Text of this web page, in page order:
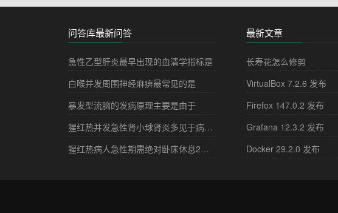
问答库最新问答
急性乙型肝炎最早出现的血清学指标是
白喉并发周围神经麻痹最常见的是
暴发型流脑的发病原理主要是由于
猩红热并发急性肾小球肾炎多见于病程的
猩红热病人急性期需绝对卧床休息2－3周，其目的是
最新文章
长寿花怎么修剪
VirtualBox 7.2.6 发布
Firefox 147.0.2 发布
Grafana 12.3.2 发布
Docker 29.2.0 发布